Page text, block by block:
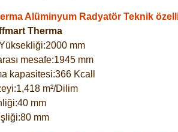
Alüminyum Radyatör Teknik
Therma
mm
mesafe:1945 mm
kapasitesi:366 Kcall
m²/Dilim
mm
mm